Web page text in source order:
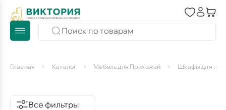
Главная Каталог Мебель для Прихожей Шкафы для
Все фильтры